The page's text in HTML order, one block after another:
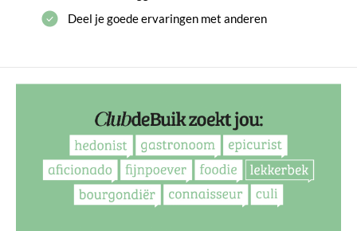
Deel je goede ervaringen met anderen